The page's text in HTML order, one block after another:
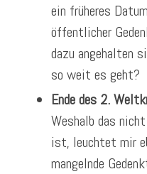
ein früheres
öffentlicher
dazu angehalten
so weit es geht?
Ende des 2.
Weshalb das
ist, leuchtet mir
mangelnde